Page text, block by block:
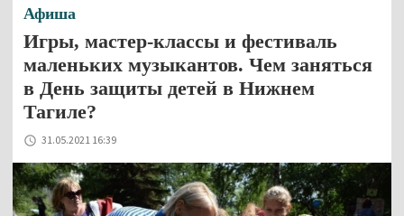
Афиша
Игры, мастер-классы и фестиваль
маленьких музыкантов. Чем заняться
в День защиты детей в Нижнем
Тагиле?
31.05.2021 16:39